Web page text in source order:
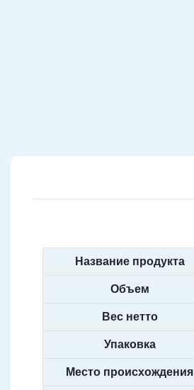
Название продукта
Объем
Вес нетто
Упаковка
Место происхождения